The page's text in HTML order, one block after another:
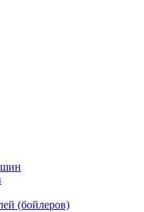
(бойлеров)